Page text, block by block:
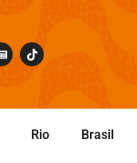
Rio Brasil